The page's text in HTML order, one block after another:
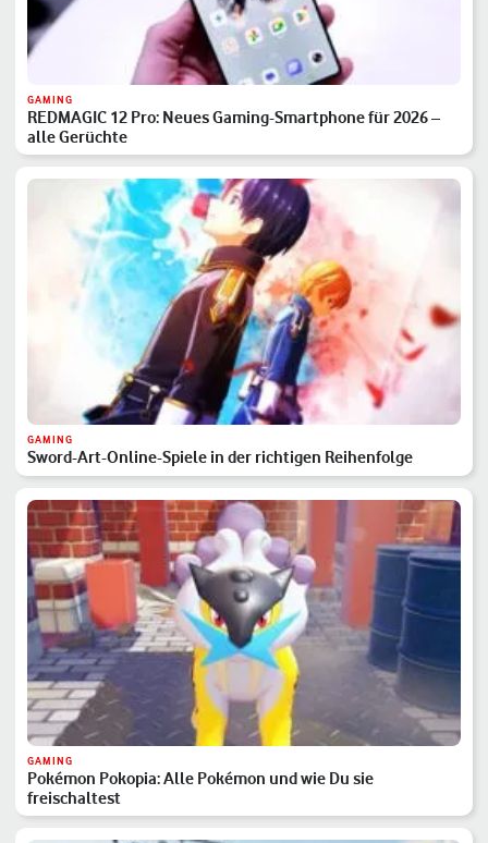
GAMING
REDMAGIC 12 Pro: Neues Gaming-Smartphone für 2026 –
alle Gerüchte
GAMING
Sword-Art-Online-Spiele in der richtigen Reihenfolge
GAMING
Pokémon Pokopia: Alle Pokémon und wie Du sie
freischaltest